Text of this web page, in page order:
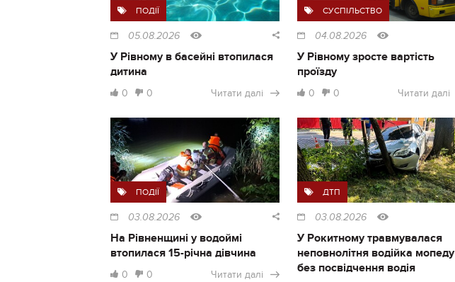
ПОДІЇ
05.08.2026
У Рівному в басейні втопилася
дитина
0 0 Читати далі
СУСПІЛЬСТВО
04.08.2026
У Рівному зросте вартість
проїзду
0 0 Читати далі
ПОДІЇ
03.08.2026
На Рівненщині у водоймі
втопилася 15-річна дівчина
0 0 Читати далі
ДТП
03.08.2026
У Рокитному травмувалася
неповнолітня водійка мопеду
без посвідчення водія